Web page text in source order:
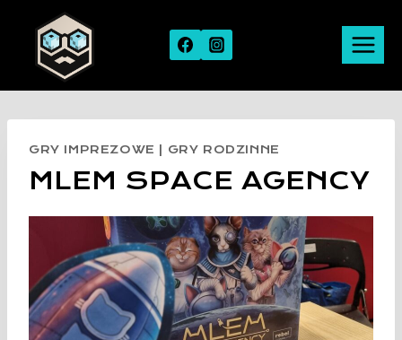
content
GRY IMPREZOWE GRY RODZINNE
MLEM SPACE AGENCY